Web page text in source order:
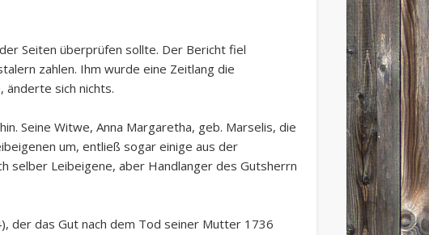
Seiten überprüfen sollte. Der Bericht fiel
zahlen. Ihm wurde eine Zeitlang die
änderte sich nichts.
Seine Witwe, Anna Margaretha, geb. Marselis, die
um, entließ sogar einige aus der
selber Leibeigene, aber Handlanger des Gutsherrn
der das Gut nach dem Tod seiner Mutter 1736